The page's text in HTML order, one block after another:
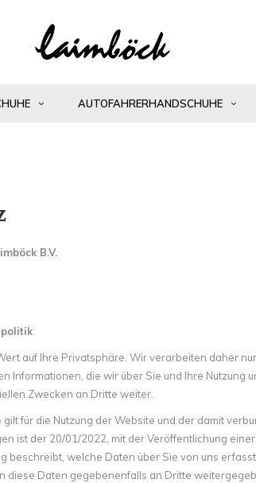
AUTOFAHRERHANDSCHUHE
B.V.
auf Ihre Privatsphäre. Wir verarbeiten daher
Informationen, die wir über Sie und Ihre
Zwecken an Dritte weiter.
für die Nutzung der Website und der damit
ist der 20/01/2022, mit der Veröffentlichung
beschreibt, welche Daten über Sie von uns
diese Daten gegebenenfalls an Dritte